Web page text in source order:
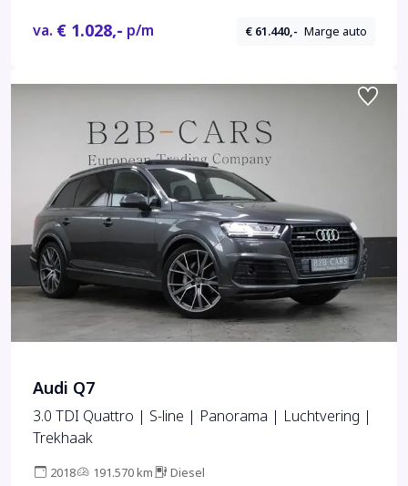
va. € 1.028,- p/m € 61.440,- Marge auto
Audi Q7
3.0 TDI Quattro | S-line | Panorama | Luchtvering |
Trekhaak
2018 191.570 km Diesel